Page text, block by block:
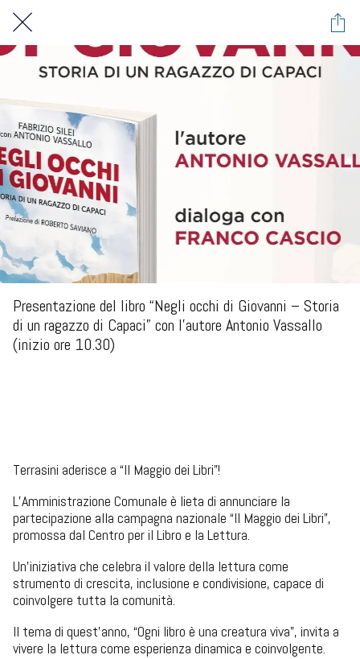
Presentazione del libro “Negli occhi di Giovanni – Storia
di un ragazzo di Capaci” con l’autore Antonio Vassallo
(inizio ore 10.30)
Terrasini aderisce a “Il Maggio dei Libri”!
L’Amministrazione Comunale è lieta di annunciare la
partecipazione alla campagna nazionale “Il Maggio dei Libri”,
promossa dal Centro per il Libro e la Lettura.
Un’iniziativa che celebra il valore della lettura come
strumento di crescita, inclusione e condivisione, capace di
coinvolgere tutta la comunità.
Il tema di quest’anno, “Ogni libro è una creatura viva”, invita a
vivere la lettura come esperienza dinamica e coinvolgente.